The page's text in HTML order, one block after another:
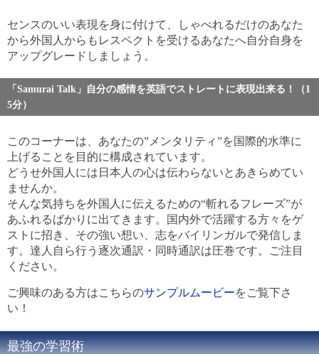
センスのいい表現を身に付けて、しゃべれるだけのあなた
から外国人からもレスペクトを受けるあなたへ自分自身を
アップグレードしましょう。
「Samurai Talk」自分の感情を英語でストレートに表現出来る！（1
5分）
このコーナーは、あなたの”メンタリティ”を国際的水準に
上げることを目的に構成されています。
どうせ外国人には日本人の心は伝わらないとあきらめてい
ませんか。
そんな気持ちを外国人に伝えるための“斬れるフレーズ”が
あふれるばかりに出てきます。国内外で活躍する方々をゲ
ストに招き、その強い想い、志をバイリンガルで発信しま
す。達人自ら行う逐次通訳・同時通訳は圧巻です。ご注目
ください。
ご興味のある方はこちらのサンプルムービーをご覧下さ
い！
最強の学習術